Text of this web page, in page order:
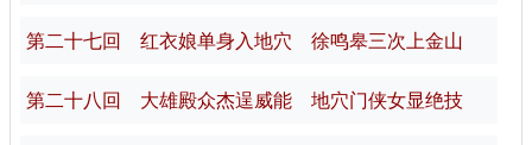
第二十七回 红衣娘单身入地穴 徐鸣皋三次上金山
第二十八回 大雄殿众杰逞威能 地穴门侠女显绝技